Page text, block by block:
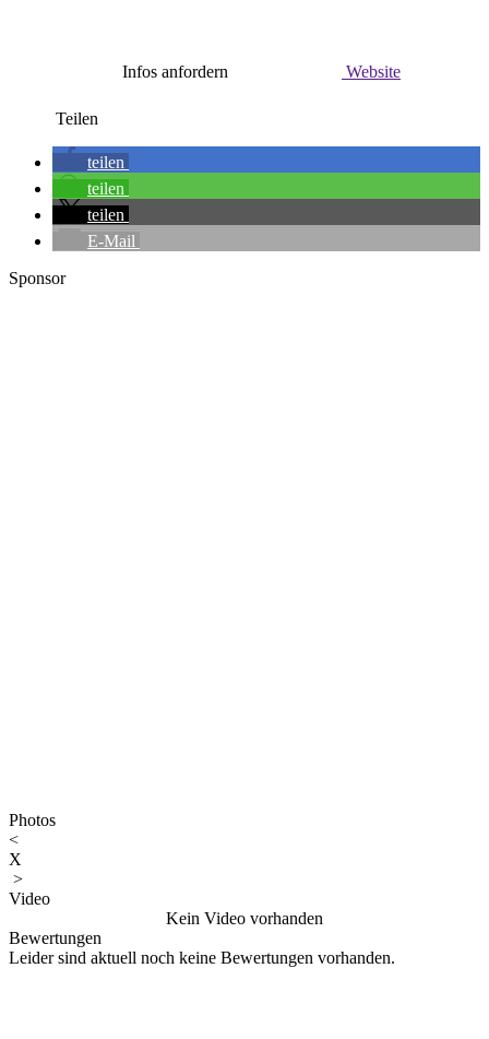
Infos anfordern Website
Teilen
teilen
teilen
teilen
E-Mail
Sponsor
Photos
<
X
>
Video
Kein Video vorhanden
Bewertungen
Leider sind aktuell noch keine Bewertungen vorhanden.